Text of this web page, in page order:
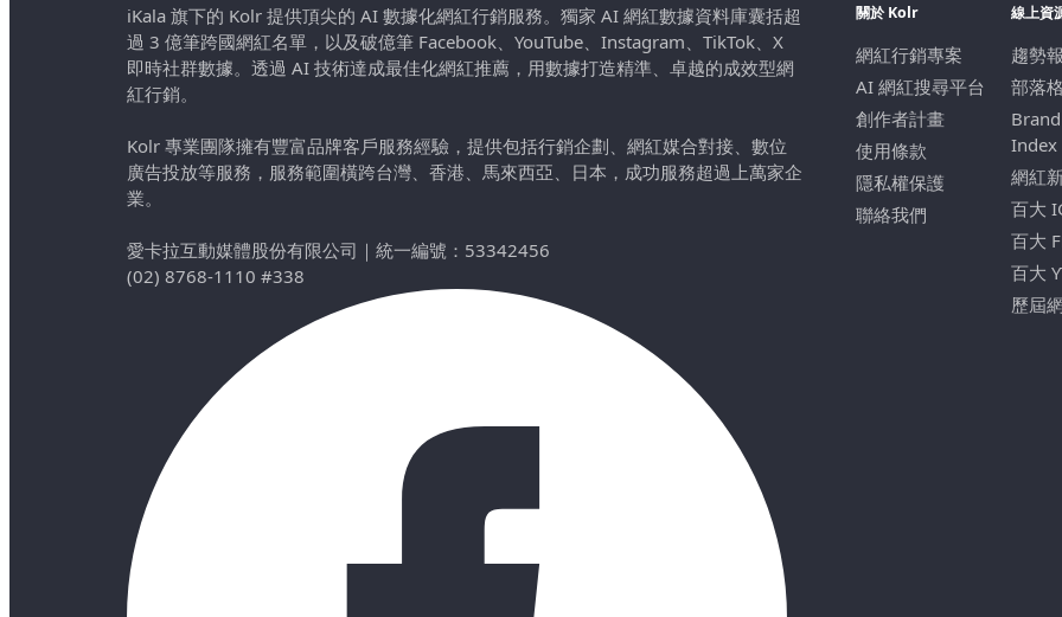
iKala 旗下的 Kolr 提供頂尖的 AI 數據化網紅行銷服務。獨家 AI 網紅數據資料庫囊括超
過 3 億筆跨國網紅名單，以及破億筆 Facebook、YouTube、Instagram、TikTok、X
即時社群數據。透過 AI 技術達成最佳化網紅推薦，用數據打造精準、卓越的成效型網
紅行銷。
Kolr 專業團隊擁有豐富品牌客戶服務經驗，提供包括行銷企劃、網紅媒合對接、數位
廣告投放等服務，服務範圍橫跨台灣、香港、馬來西亞、日本，成功服務超過上萬家企
業。
愛卡拉互動媒體股份有限公司 ｜ 統一編號：53342456
(02) 8768-1110 #338
關於 Kolr
網紅行銷專案
AI 網紅搜尋平台
創作者計畫
使用條款
隱私權保護
聯絡我們
線上資
趨勢
部落格
Index
網紅
百大
百大
百大
歷屆